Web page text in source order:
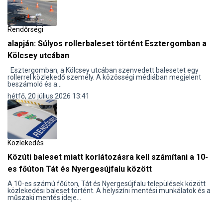
Rendőrségi
alapján: Súlyos rollerbaleset történt Esztergomban a
Kölcsey utcában
Esztergomban, a Kölcsey utcában szenvedett balesetet egy
rollerrel közlekedő személy. A közösségi médiában megjelent
beszámoló és a...
hétfő, 20 július 2026 13:41
Közlekedés
Közúti baleset miatt korlátozásra kell számítani a 10-
es főúton Tát és Nyergesújfalu között
​A 10-es számú főúton, Tát és Nyergesújfalu települések között
közlekedési baleset történt. A helyszíni mentési munkálatok és a
műszaki mentés ideje...